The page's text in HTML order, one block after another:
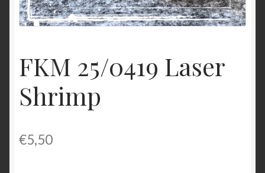
Shop
Vertrag widerrufen
Warenkorb
Widerrufsbelehrung
FKM 25/0419 Laser
Shrimp
€5,50